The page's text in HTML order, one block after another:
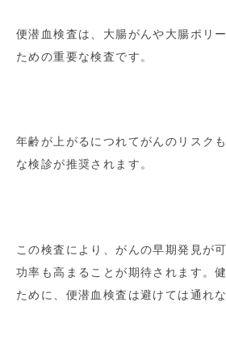
便潜血検査は、大腸がんや大腸ポリ
ための重要な検査です。
年齢が上がるにつれてがんのリスク
な検診が推奨されます。
この検査により、がんの早期発見が
功率も高まることが期待されます。
ために、便潜血検査は避けては通れ